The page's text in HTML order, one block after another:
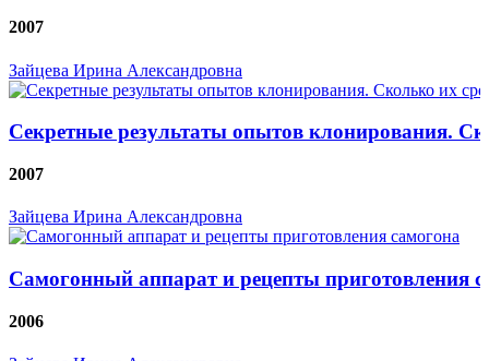
2007
Зайцева Ирина Александровна
Секретные результаты опытов клонирования.
2007
Зайцева Ирина Александровна
Самогонный аппарат и рецепты приготовления
2006